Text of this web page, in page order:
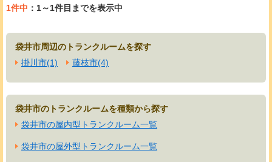
1件中 ：1～1件目までを表示中
袋井市周辺のトランクルームを探す
掛川市(1)
藤枝市(4)
袋井市のトランクルームを種類から探す
袋井市の屋内型トランクルーム一覧
袋井市の屋外型トランクルーム一覧